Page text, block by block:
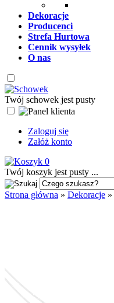
Dekoracje
Producenci
Strefa Hurtowa
Cennik wysyłek
O nas
Twój schowek jest pusty
Zaloguj się
Załóż konto
0
Twój koszyk jest pusty ...
Strona główna » Dekoracje »